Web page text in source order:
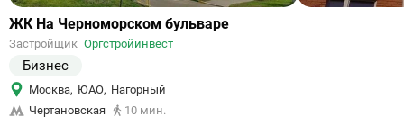
Ссылка
объект
ЖК На Черноморском бульваре
Застройщик Оргстройинвест
Бизнес
Москва, ЮАО, Нагорный
Чертановская
10 мин.